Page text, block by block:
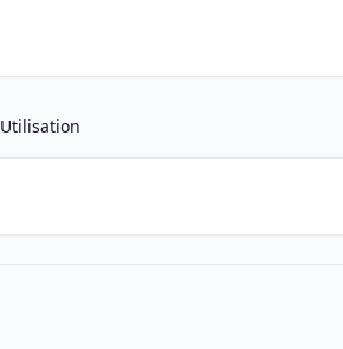
Utilisation